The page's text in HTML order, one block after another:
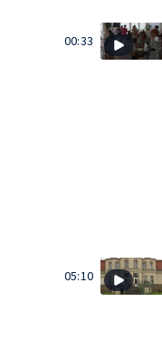
00:33
05:10